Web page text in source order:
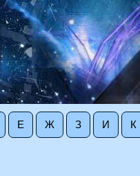
Е Ж З И К